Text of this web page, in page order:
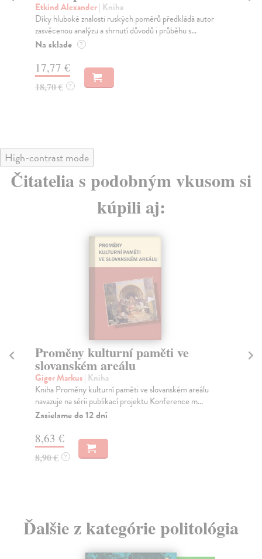
Etkind Alexander| Kniha
Díky hluboké znalosti ruských poměrů předkládá autor
zasvěcenou analýzu a shrnutí důvodů i průběhu s...
Na sklade ?
17,77 €
18,70 € ?
High-contrast mode
Čitatelia s podobným vkusom si
kúpili aj:
Střední, jižní a východní Evropa
a rok 1918:
Giger Markus| Kniha
Kniha Střední, jižní a východní Evropa a rok 1918:
společenské a mezinárodní souvislosti navazuje na...
Zasielame do 12 dní
8,15 €
8,40 € ?
Ďalšie z kategórie politológia